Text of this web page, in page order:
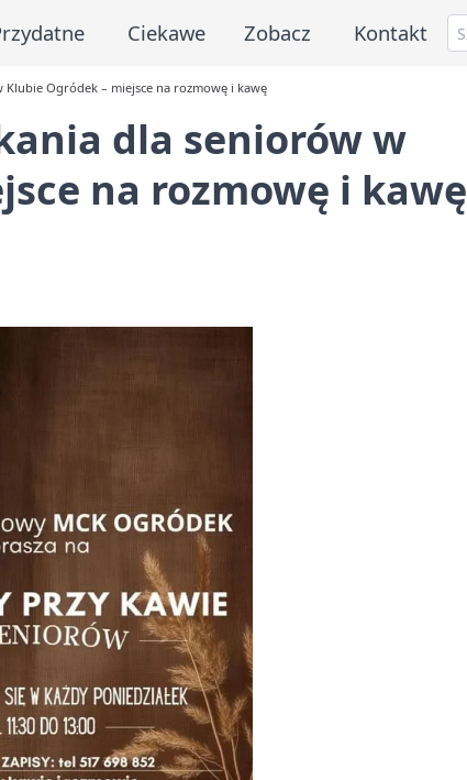
Ciekawe Zobacz Kontakt
Ogródek – miejsce na rozmowę i kawę
dla seniorów w
na rozmowę i kawę